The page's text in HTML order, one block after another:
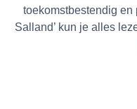
toekomstbestendig
Salland’ kun je alles